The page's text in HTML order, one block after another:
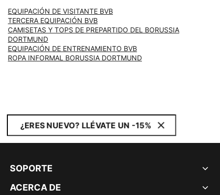
EQUIPACIÓN DE VISITANTE BVB
TERCERA EQUIPACIÓN BVB
CAMISETAS Y TOPS DE PREPARTIDO DEL BORUSSIA
DORTMUND
EQUIPACIÓN DE ENTRENAMIENTO BVB
ROPA INFORMAL BORUSSIA DORTMUND
¿ERES NUEVO? LLÉVATE UN -15%
SOPORTE
ACERCA DE